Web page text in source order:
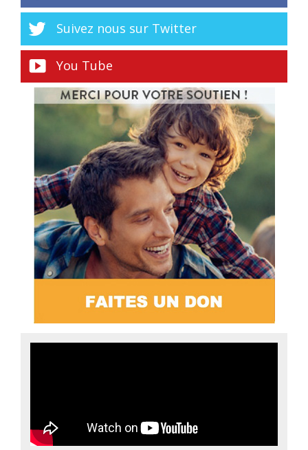
Suivez nous sur Twitter
You Tube